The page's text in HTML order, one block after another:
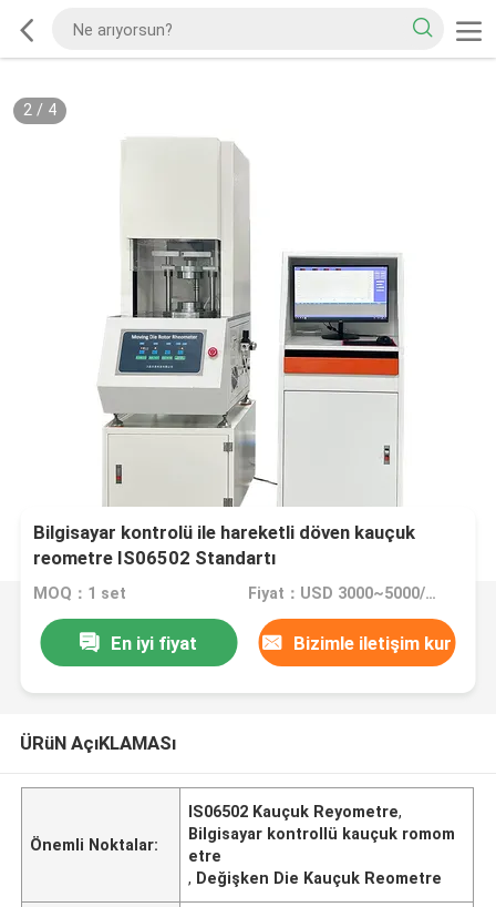
2/ 4
Bilgisayar kontrolü ile hareketli döven kauçuk
reometre IS06502 Standartı
MOQ：1 set Fiyat：USD 3000~5000/per set
En iyi fiyat Bizimle iletişim kur
ÜRüN AçıKLAMASı
Önemli Noktalar:
IS06502 Kauçuk Reyometre,
Bilgisayar kontrollü kauçuk romom
etre
, Değişken Die Kauçuk Reometre